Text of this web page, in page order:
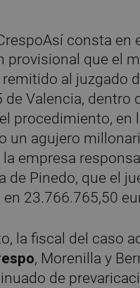
Así consta en
provisional que el
al juzgado
de Valencia, dentro
procedimiento, en
un agujero
empresa
de Pinedo, que el
23.766.765,50
la fiscal del caso
, Morenilla y
de